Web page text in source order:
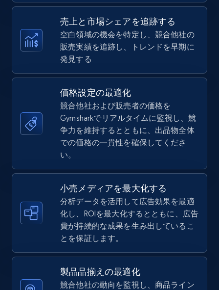
URL, Final price, Sku, Currency, Gtin,
Specifications, Image urls, Top reviews, and
more.
5.6K+ 877+ 今すぐ始める
TikTok Shop
URL, Title, Available, Description, Currency, Initial
price, Final price, Discount percent, and more.
TikTok Shop - category
URL, Title, Available, Description, Currency, Initial
price, Final price, Discount percent, and more.
5.4K+ 668+ 今すぐ始める
売上と市場シェアを追跡する
空白領域の機会を特定し、競合他社の
販売実績を追跡し、トレンドを早期に
発見する
価格設定の最適化
競合他社および販売者の価格を
Gymsharkでリアルタイムに監視し、競
争力を維持するとともに、出品物全体
での価格の一貫性を確保してくださ
い。
小売メディアを最大化する
分析データを活用して広告効果を最適
化し、ROIを最大化するとともに、広告
費が持続的な成果を生み出しているこ
とを保証します。
製品品揃えの最適化
競合他社の動向を監視し、商品ライン